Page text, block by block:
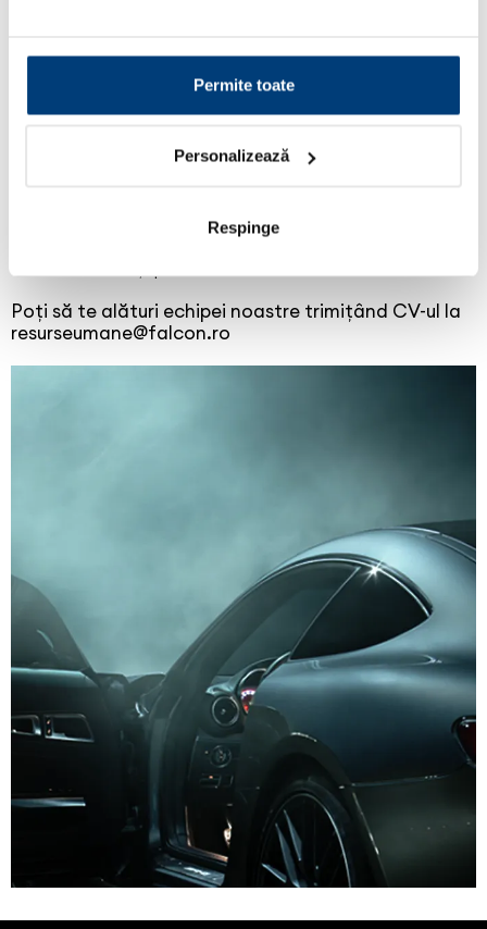
Permite toate
Personalizează
Respinge
Oportunitatea de a lucra într-o echipă de
Loc de muncă stabil într-o companie consacrată în
domeniul auto
Abonament servicii medicale private
Proiecte provocatoare şi şansa de a lucra într-un
Poți să te alături echipei noastre trimițând CV-ul la
resurseumane@falcon.ro